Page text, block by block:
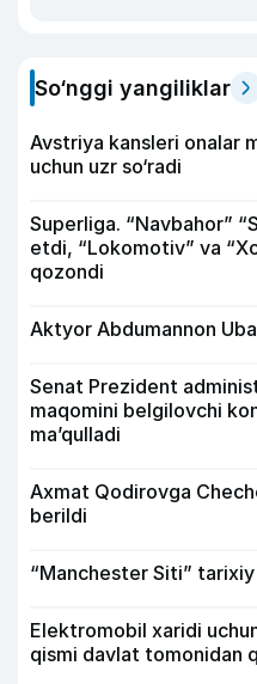
So‘nggi yangiliklar
Avstriya kansleri onalar
uchun uzr so‘radi
Superliga. “Navbahor”
etdi, “Lokomotiv” va
qozondi
Aktyor Abdu­mannon
Senat Prezident
maqomini belgilovchi
ma’qulladi
Axmat Qodirovga
berildi
“Manchester Siti”
Elektromobil xaridi
qismi davlat tomonidan